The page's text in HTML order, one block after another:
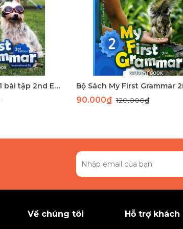
My First Grammar 1 bài tập 2nd Edition
90.000₫120.000₫
Về chúng tôi Hỗ trợ khách